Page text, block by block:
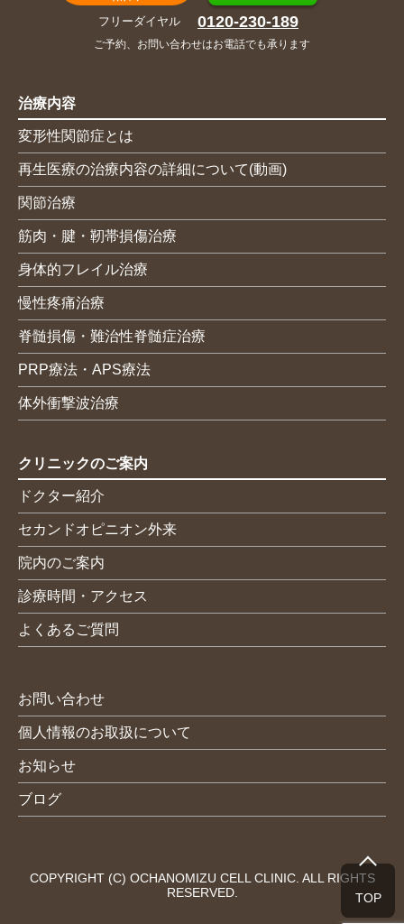
フリーダイヤル 0120-230-189
ご予約、お問い合わせはお電話でも承ります
治療内容
変形性関節症とは
再生医療の治療内容の詳細について(動画)
関節治療
筋肉・腱・靭帯損傷治療
身体的フレイル治療
慢性疼痛治療
脊髄損傷・難治性脊髄症治療
PRP療法・APS療法
体外衝撃波治療
クリニックのご案内
ドクター紹介
セカンドオピニオン外来
院内のご案内
診療時間・アクセス
よくあるご質問
お問い合わせ
個人情報のお取扱について
お知らせ
ブログ
COPYRIGHT (C) OCHANOMIZU CELL CLINIC. ALL RIGHTS
RESERVED.
TOP